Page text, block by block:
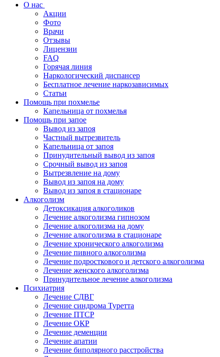
О нас
Акции
Фото
Врачи
Отзывы
Лицензии
FAQ
Горячая линия
Наркологический диспансер
Бесплатное лечение наркозависимых
Статьи
Помощь при похмелье
Капельница от похмелья
Помощь при запое
Вывод из запоя
Частный вытрезвитель
Капельница от запоя
Принудительный вывод из запоя
Срочный вывод из запоя
Вытрезвление на дому
Вывод из запоя на дому
Вывод из запоя в стационаре
Алкоголизм
Детоксикация алкоголиков
Лечение алкоголизма гипнозом
Лечение алкоголизма на дому
Лечение алкоголизма в стационаре
Лечение хронического алкоголизма
Лечение пивного алкоголизма
Лечение подросткового и детского алкоголизма
Лечение женского алкоголизма
Принудительное лечение алкоголизма
Психиатрия
Лечение СДВГ
Лечение синдрома Туретта
Лечение ПТСР
Лечение ОКР
Лечение деменции
Лечение апатии
Лечение биполярного расстройства